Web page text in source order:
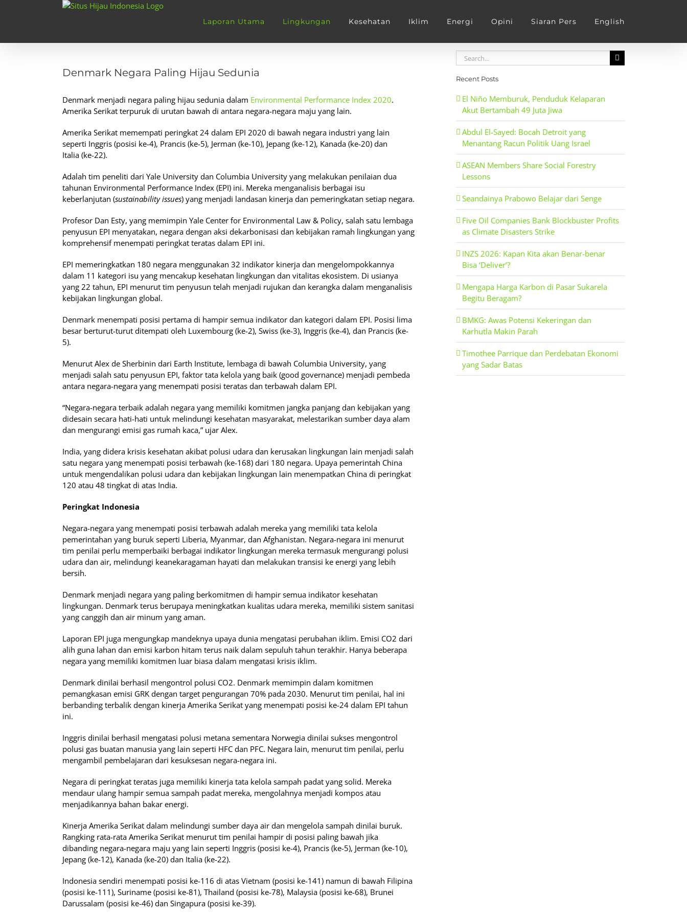
Laporan Utama Lingkungan Kesehatan Iklim Energi Opini Siaran Pers English
Larger
Image
Denmark Negara Paling Hijau Sedunia
Denmark menjadi negara paling hijau sedunia dalam Environmental Performance Index 2020.
Amerika Serikat terpuruk di urutan bawah di antara negara-negara maju yang lain.
Amerika Serikat memempati peringkat 24 dalam EPI 2020 di bawah negara industri yang lain
seperti Inggris (posisi ke-4), Prancis (ke-5), Jerman (ke-10), Jepang (ke-12), Kanada (ke-20) dan
Italia (ke-22).
Adalah tim peneliti dari Yale University dan Columbia University yang melakukan penilaian dua
tahunan Environmental Performance Index (EPI) ini. Mereka menganalisis berbagai isu
keberlanjutan (sustainability issues) yang menjadi landasan kinerja dan pemeringkatan setiap negara.
Profesor Dan Esty, yang memimpin Yale Center for Environmental Law & Policy, salah satu lembaga
penyusun EPI menyatakan, negara dengan aksi dekarbonisasi dan kebijakan ramah lingkungan yang
komprehensif menempati peringkat teratas dalam EPI ini.
EPI memeringkatkan 180 negara menggunakan 32 indikator kinerja dan mengelompokkannya
dalam 11 kategori isu yang mencakup kesehatan lingkungan dan vitalitas ekosistem. Di usianya
yang 22 tahun, EPI menurut tim penyusun telah menjadi rujukan dan kerangka dalam menganalisis
kebijakan lingkungan global.
Denmark menempati posisi pertama di hampir semua indikator dan kategori dalam EPI. Posisi lima
besar berturut-turut ditempati oleh Luxembourg (ke-2), Swiss (ke-3), Inggris (ke-4), dan Prancis (ke-
5).
Menurut Alex de Sherbinin dari Earth Institute, lembaga di bawah Columbia University, yang
menjadi salah satu penyusun EPI, faktor tata kelola yang baik (good governance) menjadi pembeda
antara negara-negara yang menempati posisi teratas dan terbawah dalam EPI.
“Negara-negara terbaik adalah negara yang memiliki komitmen jangka panjang dan kebijakan yang
didesain secara hati-hati untuk melindungi kesehatan masyarakat, melestarikan sumber daya alam
dan mengurangi emisi gas rumah kaca,” ujar Alex.
India, yang didera krisis kesehatan akibat polusi udara dan kerusakan lingkungan lain menjadi salah
satu negara yang menempati posisi terbawah (ke-168) dari 180 negara. Upaya pemerintah China
untuk mengendalikan polusi udara dan kebijakan lingkungan lain menempatkan China di peringkat
120 atau 48 tingkat di atas India.
Peringkat Indonesia
Negara-negara yang menempati posisi terbawah adalah mereka yang memiliki tata kelola
pemerintahan yang buruk seperti Liberia, Myanmar, dan Afghanistan. Negara-negara ini menurut
tim penilai perlu memperbaiki berbagai indikator lingkungan mereka termasuk mengurangi polusi
udara dan air, melindungi keanekaragaman hayati dan melakukan transisi ke energi yang lebih
bersih.
Denmark menjadi negara yang paling berkomitmen di hampir semua indikator kesehatan
lingkungan. Denmark terus berupaya meningkatkan kualitas udara mereka, memiliki sistem sanitasi
yang canggih dan air minum yang aman.
Laporan EPI juga mengungkap mandeknya upaya dunia mengatasi perubahan iklim. Emisi CO2 dari
alih guna lahan dan emisi karbon hitam terus naik dalam sepuluh tahun terakhir. Hanya beberapa
negara yang memiliki komitmen luar biasa dalam mengatasi krisis iklim.
Denmark dinilai berhasil mengontrol polusi CO2. Denmark memimpin dalam komitmen
pemangkasan emisi GRK dengan target pengurangan 70% pada 2030. Menurut tim penilai, hal ini
berbanding terbalik dengan kinerja Amerika Serikat yang menempati posisi ke-24 dalam EPI tahun
ini.
Inggris dinilai berhasil mengatasi polusi metana sementara Norwegia dinilai sukses mengontrol
polusi gas buatan manusia yang lain seperti HFC dan PFC. Negara lain, menurut tim penilai, perlu
mengambil pembelajaran dari kesuksesan negara-negara ini.
Negara di peringkat teratas juga memiliki kinerja tata kelola sampah padat yang solid. Mereka
mendaur ulang hampir semua sampah padat mereka, mengolahnya menjadi kompos atau
menjadikannya bahan bakar energi.
Kinerja Amerika Serikat dalam melindungi sumber daya air dan mengelola sampah dinilai buruk.
Rangking rata-rata Amerika Serikat menurut tim penilai hampir di posisi paling bawah jika
dibanding negara-negara maju yang lain seperti Inggris (posisi ke-4), Prancis (ke-5), Jerman (ke-10),
Jepang (ke-12), Kanada (ke-20) dan Italia (ke-22).
Indonesia sendiri menempati posisi ke-116 di atas Vietnam (posisi ke-141) namun di bawah Filipina
(posisi ke-111), Suriname (posisi ke-81), Thailand (posisi ke-78), Malaysia (posisi ke-68), Brunei
Darussalam (posisi ke-46) dan Singapura (posisi ke-39).
Search
for:
Recent Posts
El Niño Memburuk, Penduduk Kelaparan
Akut Bertambah 49 Juta Jiwa
Abdul El-Sayed: Bocah Detroit yang
Menantang Racun Politik Uang Israel
ASEAN Members Share Social Forestry
Lessons
Seandainya Prabowo Belajar dari Senge
Five Oil Companies Bank Blockbuster Profits
as Climate Disasters Strike
INZS 2026: Kapan Kita akan Benar-benar
Bisa ‘Deliver’?
Mengapa Harga Karbon di Pasar Sukarela
Begitu Beragam?
BMKG: Awas Potensi Kekeringan dan
Karhutla Makin Parah
Timothee Parrique dan Perdebatan Ekonomi
yang Sadar Batas